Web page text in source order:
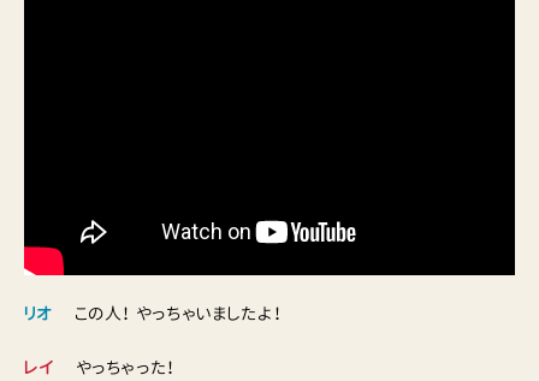
リオ この人！ やっちゃいましたよ！
レイ やっちゃった！